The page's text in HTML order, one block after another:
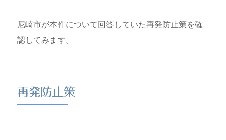
尼崎市が本件について回答していた再発防止策を確
認してみます。
再発防止策